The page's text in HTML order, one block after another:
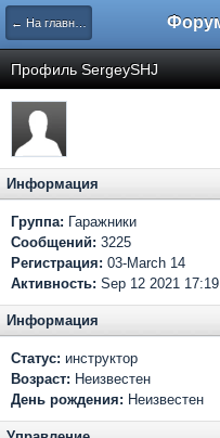
← На главную
Профиль SergeySHJ
Информация
Группа: Гаражники
Сообщений: 3225
Регистрация: 03-March 14
Активность: Sep 12 2021 17:19
Информация
Статус: инструктор
Возраст: Неизвестен
День рождения: Неизвестен